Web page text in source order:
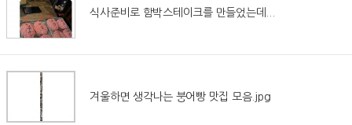
식사준비로 함박스테이크를 만들었는데...
겨울하면 생각나는 붕어빵 맛집 모음.jpg